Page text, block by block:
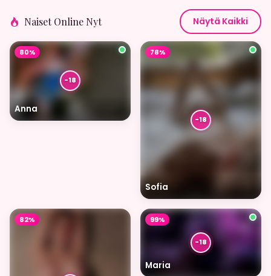
Naiset Online Nyt Näytä Kaikki
Anna
80%
Sofia
78%
82%
Maria
99%